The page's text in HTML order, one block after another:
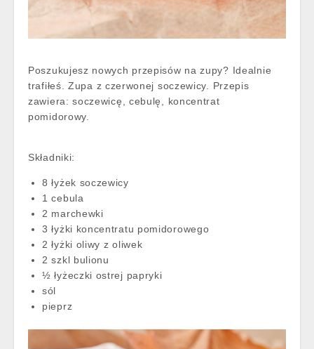
Poszukujesz nowych przepisów na zupy? Idealnie
trafiłeś. Zupa z czerwonej soczewicy. Przepis
zawiera: soczewicę, cebulę, koncentrat
pomidorowy.
Składniki:
8 łyżek soczewicy
1 cebula
2 marchewki
3 łyżki koncentratu pomidorowego
2 łyżki oliwy z oliwek
2 szkl bulionu
½ łyżeczki ostrej papryki
sól
pieprz